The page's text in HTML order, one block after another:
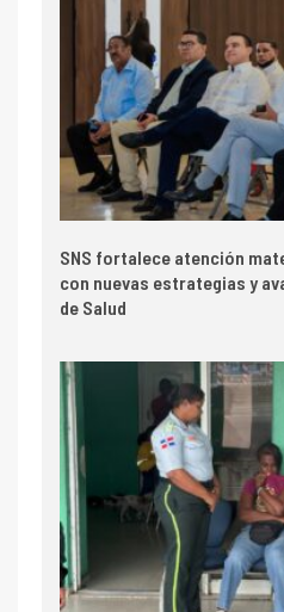
SNS fortalece atención
con nuevas estrategias y
de Salud